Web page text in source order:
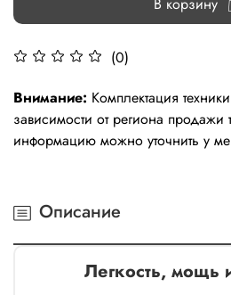
(0)
Внимание: Комплектация
зависимости от региона продажи
информацию можно уточнить у
Описание
Легкость, мощь